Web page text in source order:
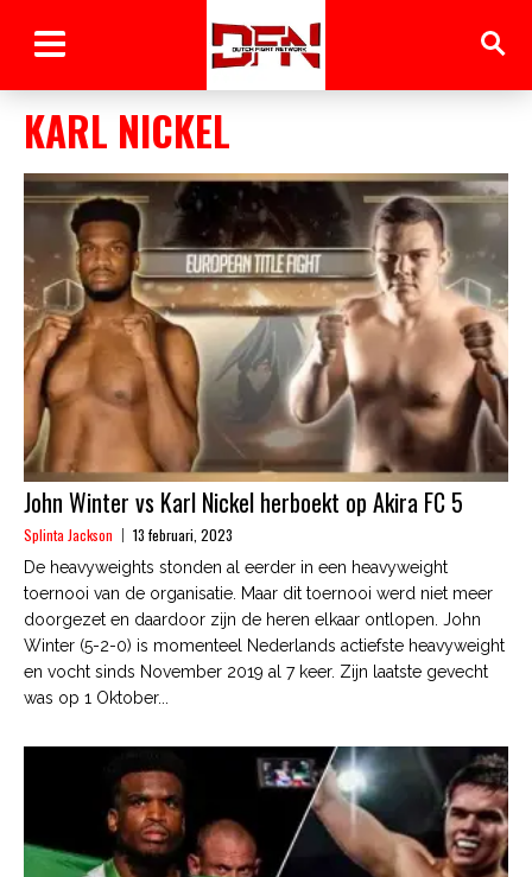
KARL NICKEL
John Winter vs Karl Nickel herboekt op Akira FC 5
Splinta Jackson 13 februari, 2023
De heavyweights stonden al eerder in een heavyweight
toernooi van de organisatie. Maar dit toernooi werd niet meer
doorgezet en daardoor zijn de heren elkaar ontlopen. John
Winter (5-2-0) is momenteel Nederlands actiefste heavyweight
en vocht sinds November 2019 al 7 keer. Zijn laatste gevecht
was op 1 Oktober...